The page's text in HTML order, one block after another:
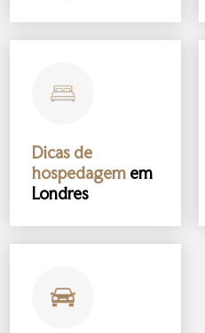
Dicas de
hospedagem em
Londres